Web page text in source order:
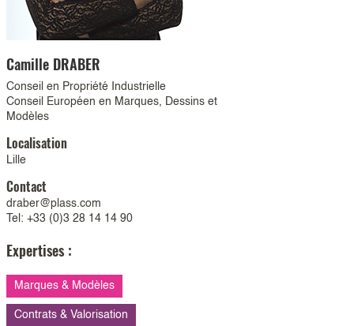
Camille DRABER
Conseil en Propriété Industrielle
Conseil Européen en Marques, Dessins et
Modèles
Localisation
Lille
Contact
draber@plass.com
Tel: +33 (0)3 28 14 14 90
Expertises :
Marques & Modèles
Contrats & Valorisation